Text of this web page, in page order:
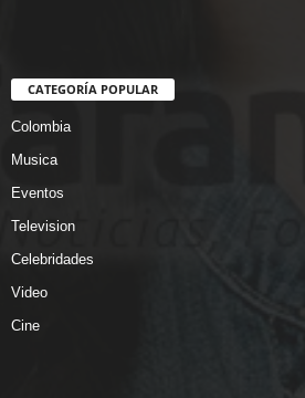
CATEGORÍA POPULAR
Colombia
Musica
Eventos
Television
Celebridades
Video
Cine